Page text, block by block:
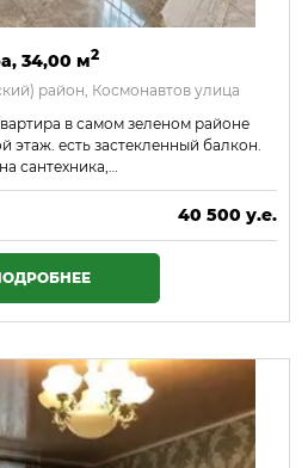
34,00 м2
район, Космонавтов улица
в самом зеленом районе
есть застекленный балкон.
сантехника,…
40 500 у.е.
1 741 500 ₴